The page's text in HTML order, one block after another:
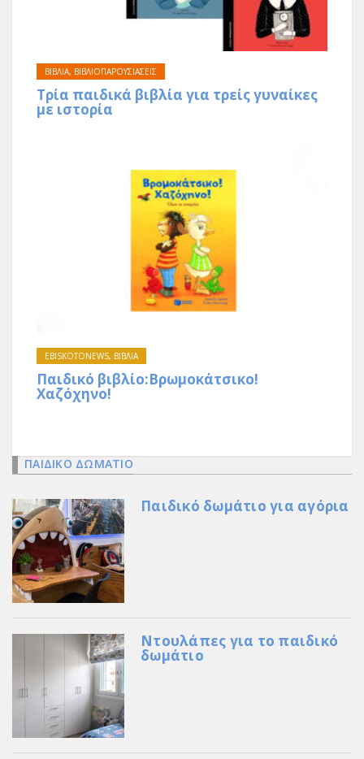
ΒΙΒΛΙΑ, ΒΙΒΛΙΟΠΑΡΟΥΣΙΑΣΕΙΣ
Τρία παιδικά βιβλία για τρείς γυναίκες
με ιστορία
EBISKOTONEWS, ΒΙΒΛΙΑ
Παιδικό βιβλίο:Βρωμοκάτσικο!
Χαζόχηνο!
ΠΑΙΔΙΚΟ ΔΩΜΑΤΙΟ
Παιδικό δωμάτιο για αγόρια
Ντουλάπες για το παιδικό
δωμάτιο